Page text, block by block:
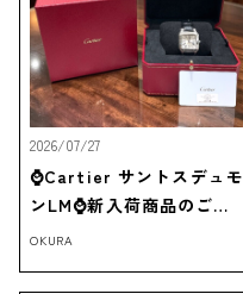
2026/07/27
⌚Cartier サントスデュモ
ンLM⌚新入荷商品のご紹
介‼
OKURA